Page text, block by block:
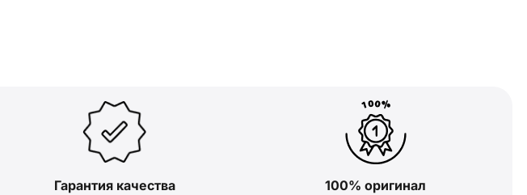
Гарантия качества 100% оригинал